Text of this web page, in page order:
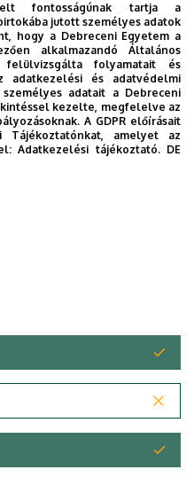
Gazdálkodástudományi
Kar
éve : 2013
Unideb
fontosságúnak tartja a
jutott személyes adatok
hogy a Debreceni Egyetem a
alkalmazandó Általános
folyamatait és
adatkezelési és adatvédelmi
adatait a Debreceni
kezelte, megfelelve az
A GDPR előírásait
Tájékoztatónkat, amelyet az
el:Adatkezelési tájékoztató. DE